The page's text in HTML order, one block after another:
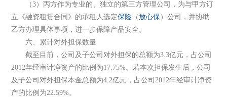
（3）丙方作为专业的、独立的第三方管理公司，为与甲方订
立《融资租赁合同》的承租人选定保险 （放心保）公司，并协助
乙方办理具体事项，进一步保障产品安全。
六、累计对外担保数量
截至目前，公司及子公司对外担保的总额为3.3亿元，占公司
2012年经审计净资产的比例为17.75%。若本次担保发生后，公司
及子公司对外担保本金总额为4.2亿元，占公司2012年经审计净资
产的比例为22.59%。